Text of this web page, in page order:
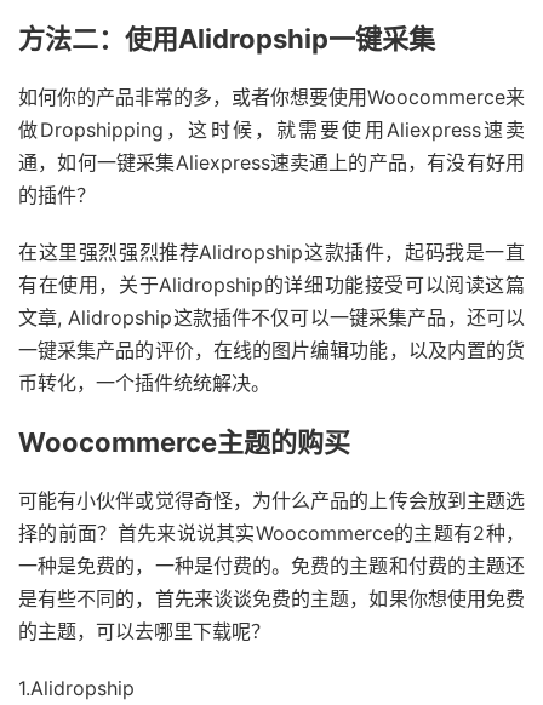
方法二：使用Alidropship一键采集
如何你的产品非常的多，或者你想要使用Woocommerce来
做Dropshipping，这时候，就需要使用Aliexpress速卖
通，如何一键采集Aliexpress速卖通上的产品，有没有好用
的插件？
在这里强烈强烈推荐Alidropship这款插件，起码我是一直
有在使用，关于Alidropship的详细功能接受可以阅读这篇
文章, Alidropship这款插件不仅可以一键采集产品，还可以
一键采集产品的评价，在线的图片编辑功能，以及内置的货
币转化，一个插件统统解决。
Woocommerce主题的购买
可能有小伙伴或觉得奇怪，为什么产品的上传会放到主题选
择的前面？首先来说说其实Woocommerce的主题有2种，
一种是免费的，一种是付费的。免费的主题和付费的主题还
是有些不同的，首先来谈谈免费的主题，如果你想使用免费
的主题，可以去哪里下载呢？
1.Alidropship